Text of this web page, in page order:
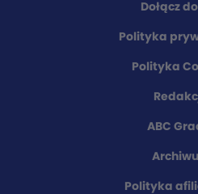
Dołącz
Polityka
Polityka
ABC
Polityka